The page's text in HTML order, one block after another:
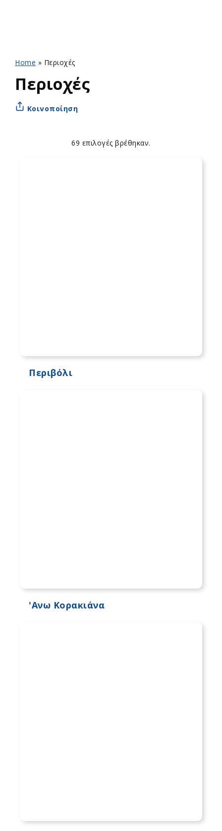
Home » Περιοχές
Περιοχές
Κοινοποίηση
69 επιλογές βρέθηκαν.
Περιβόλι
'Ανω Κορακιάνα